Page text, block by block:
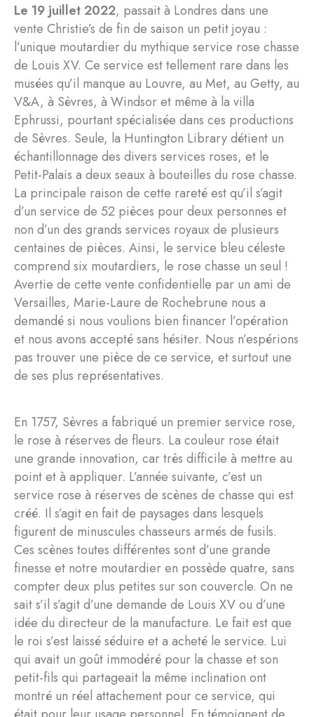
Le 19 juillet 2022, passait à Londres dans une
vente Christie’s de fin de saison un petit joyau :
l’unique moutardier du mythique service rose chasse
de Louis XV. Ce service est tellement rare dans les
musées qu’il manque au Louvre, au Met, au Getty, au
V&A, à Sèvres, à Windsor et même à la villa
Ephrussi, pourtant spécialisée dans ces productions
de Sèvres. Seule, la Huntington Library détient un
échantillonnage des divers services roses, et le
Petit-Palais a deux seaux à bouteilles du rose chasse.
La principale raison de cette rareté est qu’il s’agit
d’un service de 52 pièces pour deux personnes et
non d’un des grands services royaux de plusieurs
centaines de pièces. Ainsi, le service bleu céleste
comprend six moutardiers, le rose chasse un seul !
Avertie de cette vente confidentielle par un ami de
Versailles, Marie-Laure de Rochebrune nous a
demandé si nous voulions bien financer l’opération
et nous avons accepté sans hésiter. Nous n’espérions
pas trouver une pièce de ce service, et surtout une
de ses plus représentatives.
En 1757, Sèvres a fabriqué un premier service rose,
le rose à réserves de fleurs. La couleur rose était
une grande innovation, car très difficile à mettre au
point et à appliquer. L’année suivante, c’est un
service rose à réserves de scènes de chasse qui est
créé. Il s’agit en fait de paysages dans lesquels
figurent de minuscules chasseurs armés de fusils.
Ces scènes toutes différentes sont d’une grande
finesse et notre moutardier en possède quatre, sans
compter deux plus petites sur son couvercle. On ne
sait s’il s’agit d’une demande de Louis XV ou d’une
idée du directeur de la manufacture. Le fait est que
le roi s’est laissé séduire et a acheté le service. Lui
qui avait un goût immodéré pour la chasse et son
petit-fils qui partageait la même inclination ont
montré un réel attachement pour ce service, qui